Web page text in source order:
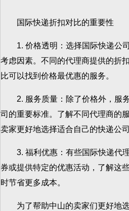
国际快递折扣对比的重要性
1. 价格透明：选择国际快递公司
考虑因素。不同的代理商提供的折
比可以找到价格最优惠的服务。
2. 服务质量：除了价格外，服
司的重要标准。了解不同代理商的
卖家更好地选择适合自己的快递公司
3. 福利优惠：有些国际快递代
券或提供特定的优惠活动，了解这
时节省更多成本。
为了帮助中山的卖家们更好地选